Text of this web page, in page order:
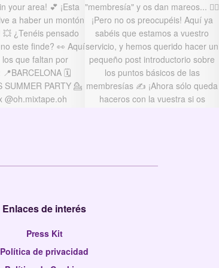
Enlaces de interés
Press Kit
Política de privacidad